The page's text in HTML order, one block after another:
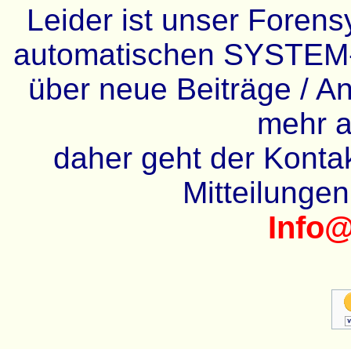
Leider ist unser
automatischen
über neue Beiträge /
mehr
daher geht der